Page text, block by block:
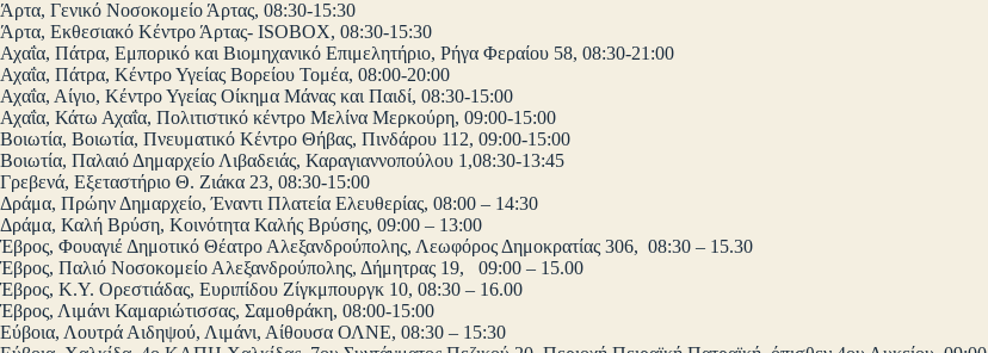
Άρτα, Γενικό Νοσοκομείο Άρτας, 08:30-15:30
Άρτα, Εκθεσιακό Κέντρο Άρτας- ISOBOX, 08:30-15:30
Αχαΐα, Πάτρα, Εμπορικό και Βιομηχανικό Επιμελητήριο, Ρήγα Φεραίου 58, 08:30-21:00
Αχαΐα, Πάτρα, Κέντρο Υγείας Βορείου Τομέα, 08:00-20:00
Αχαΐα, Αίγιο, Κέντρο Υγείας Οίκημα Μάνας και Παιδί, 08:30-15:00
Αχαΐα, Κάτω Αχαΐα, Πολιτιστικό κέντρο Μελίνα Μερκούρη, 09:00-15:00
Βοιωτία, Βοιωτία, Πνευματικό Κέντρο Θήβας, Πινδάρου 112, 09:00-15:00
Βοιωτία, Παλαιό Δημαρχείο Λιβαδειάς, Καραγιαννοπούλου 1,08:30-13:45
Γρεβενά, Εξεταστήριο Θ. Ζιάκα 23, 08:30-15:00
Δράμα, Πρώην Δημαρχείο, Έναντι Πλατεία Ελευθερίας, 08:00 – 14:30
Δράμα, Καλή Βρύση, Κοινότητα Καλής Βρύσης, 09:00 – 13:00
Έβρος, Φουαγιέ Δημοτικό Θέατρο Αλεξανδρούπολης, Λεωφόρος Δημοκρατίας 306, 08:30 – 15.30
Έβρος, Παλιό Νοσοκομείο Αλεξανδρούπολης, Δήμητρας 19, 09:00 – 15.00
Έβρος, Κ.Υ. Ορεστιάδας, Ευριπίδου Ζίγκμπουργκ 10, 08:30 – 16.00
Έβρος, Λιμάνι Καμαριώτισσας, Σαμοθράκη, 08:00-15:00
Εύβοια, Λουτρά Αιδηψού, Λιμάνι, Αίθουσα ΟΛΝΕ, 08:30 – 15:30